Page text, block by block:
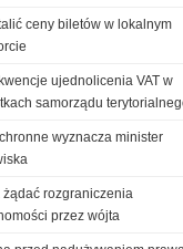
ceny biletów w lokalnym
ujednolicenia VAT w
samorządu
wyznacza minister
żądać rozgraniczenia
przez wójta